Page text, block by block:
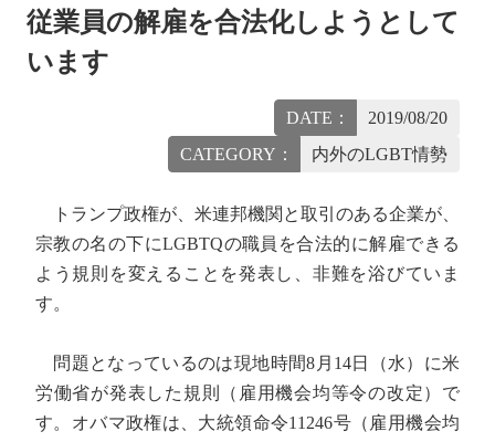
従業員の解雇を合法化しようとして
います
DATE：
2019/08/20
CATEGORY：
内外のLGBT情勢
トランプ政権が、米連邦機関と取引のある企業が、
宗教の名の下にLGBTQの職員を合法的に解雇できる
よう規則を変えることを発表し、非難を浴びていま
す。
問題となっているのは現地時間8月14日（水）に米
労働省が発表した規則（雇用機会均等令の改定）で
す。オバマ政権は、大統領命令11246号（雇用機会均